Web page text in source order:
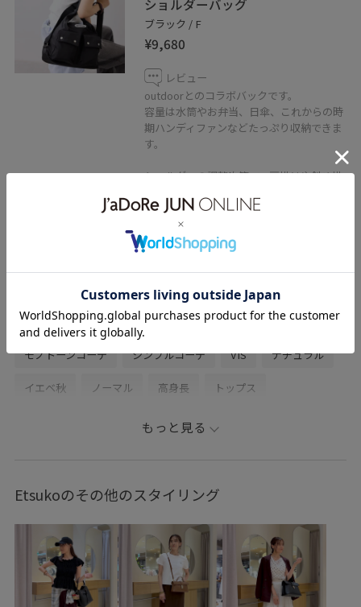
ショルダーバッグ
ブラック / F
¥9,680
レビュー
outdoorとのコラボバックです。
容量は水筒やお弁当、日傘、これからの時
期ハンディファンなどたっぷり収納できま
す。
ショルダーの調整次第で、肩掛けや斜め掛
くなります。
初夏コーデ 夏コーデ お出かけコーデ
旅行コーデ 大人カジュアル パンツスタイル
モノトーンコーデ シンプルコーデ VIS ナチュラル
イエベ秋 ノーマル 高身長 トップス
キャミソール パンツ
26officecasual 3WAYで使える
VIS_2026SS_POLO vis_gramicci24ss vis_gw0426
VIS_outdoor VIS_outdoor2 vis_pickuppants
もっと見る
Etsukoのその他のスタイリング